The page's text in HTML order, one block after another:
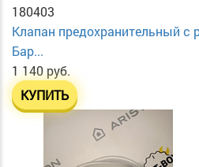
180403
Клапан предохранительный с
Бар...
1 140 руб.
КУПИТЬ